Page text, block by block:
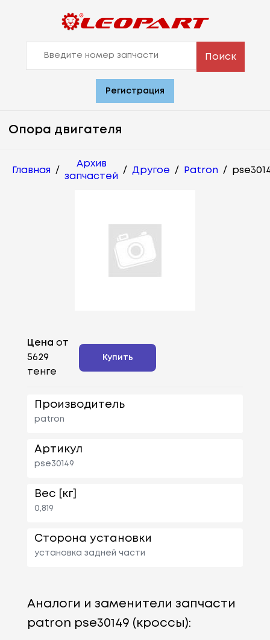
Поиск
Регистрация
Опора двигателя
Главная /
Архив
запчастей
/ Другое / Patron /
Цена от
5629
тенге
Купить
Производитель
patron
Артикул
pse30149
Вес [кг]
0,819
Сторона установки
установка задней части
Аналоги и заменители запчасти
patron pse30149 (кроссы):